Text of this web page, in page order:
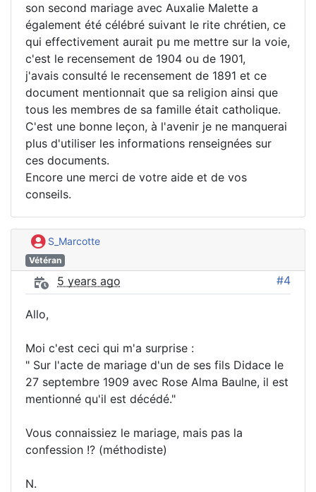
son second mariage avec Auxalie Malette a
également été célébré suivant le rite chrétien, ce
qui effectivement aurait pu me mettre sur la voie,
c'est le recensement de 1904 ou de 1901,
j'avais consulté le recensement de 1891 et ce
document mentionnait que sa religion ainsi que
tous les membres de sa famille était catholique.
C'est une bonne leçon, à l'avenir je ne manquerai
plus d'utiliser les informations renseignées sur
ces documents.
Encore une merci de votre aide et de vos
conseils.
S_Marcotte
Vétéran
5 years ago #4
Allo,
Moi c'est ceci qui m'a surprise :
" Sur l'acte de mariage d'un de ses fils Didace le
27 septembre 1909 avec Rose Alma Baulne, il est
mentionné qu'il est décédé."
Vous connaissiez le mariage, mais pas la
confession !? (méthodiste)
N.